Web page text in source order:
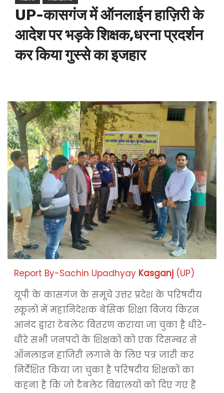
UP-कासगंज में ऑनलाईन हाज़िरी के
आदेश पर भड़के शिक्षक,धरना प्रदर्शन
कर किया गुस्से का इजहार
Report By-Sachin Upadhyay Kasganj (UP)
यूपी के कासगंज के समूचे उत्तर प्रदेश के परिषदीय
स्कूलों में महानिदेशक बेसिक शिक्षा विजय किरन
आनंद द्वारा टेबलेट वितरण कराया जा चुका है धीरे-
धीरे सभी जनपदों के शिक्षकों को एक दिसम्बर से
ऑनलाइन हाजिरी लगाने के लिए पत्र जारी कर
निर्देशित किया जा चुका है परिषदीय शिक्षकों का
कहना है कि जो टैबलेट विद्यालयों को दिए गए हैं